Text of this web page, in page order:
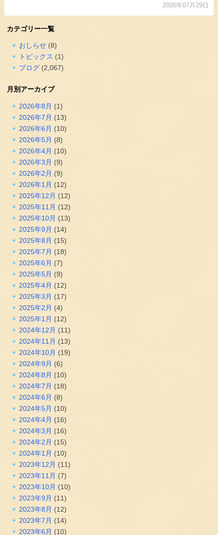
2026年07月29日
カテゴリー一覧
おしらせ(8)
トピックス (1)
ブログ(2,067)
月別アーカイブ
2026年8月 (1)
2026年7月 (13)
2026年6月 (10)
2026年5月 (8)
2026年4月 (10)
2026年3月 (9)
2026年2月 (9)
2026年1月 (12)
2025年12月 (12)
2025年11月 (12)
2025年10月 (13)
2025年9月 (14)
2025年8月 (15)
2025年7月 (18)
2025年6月 (7)
2025年5月 (9)
2025年4月 (12)
2025年3月 (17)
2025年2月 (4)
2025年1月 (12)
2024年12月 (11)
2024年11月 (13)
2024年10月 (19)
2024年9月 (6)
2024年8月 (10)
2024年7月 (18)
2024年6月 (8)
2024年5月 (10)
2024年4月 (16)
2024年3月 (16)
2024年2月 (15)
2024年1月 (10)
2023年12月 (11)
2023年11月 (7)
2023年10月 (10)
2023年9月 (11)
2023年8月 (12)
2023年7月 (14)
2023年6月 (10)